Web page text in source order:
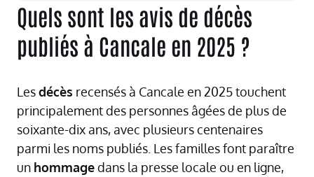
Quels sont les avis de décès
publiés à Cancale en 2025 ?
Lesdécès recensés à Cancale en 2025 touchent
principalement des personnes âgées de plus de
soixante-dix ans, avec plusieurs centenaires
parmi les noms publiés. Les familles font paraître
un hommagedans la presse locale ou en ligne,